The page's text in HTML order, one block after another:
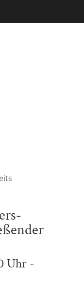
Uhr-